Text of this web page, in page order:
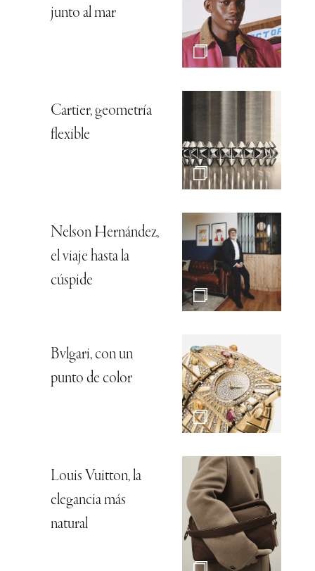
junto al mar
Cartier, geometría
flexible
Nelson Hernández,
el viaje hasta la
cúspide
Bvlgari, con un
punto de color
Louis Vuitton, la
elegancia más
natural